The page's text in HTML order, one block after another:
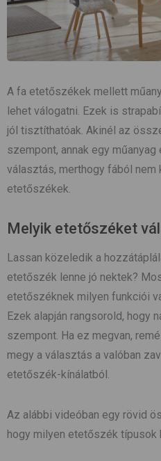
A fa etetőszékek mellett
lehet válogatni. Ezek is
jól tisztíthatóak. Akinél az
szempont, annak egy
választás, merthogy fából
etetőszékek.
Melyik etetőszéket
Lassan közeledik a
etetőszék lenne jó nektek?
etetőszéknek milyen funkciói
Ezek alapján rangsorold, hogy
szempont. Ha ez megvan,
megy a választás a valóban
etetőszék-kínálatból.
Az alábbi videóban egy rövid
hogy milyen etetőszék típusok